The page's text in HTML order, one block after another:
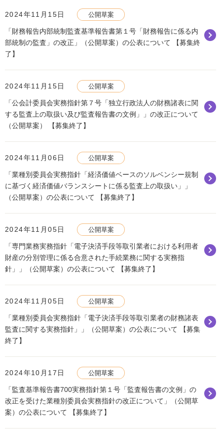
2024年11月15日 公開草案
「財務報告内部統制監査基準報告書第１号「財務報告に係る内
部統制の監査」の改正」（公開草案）の公表について 【募集終
了】
2024年11月15日 公開草案
「公会計委員会実務指針第７号「独立行政法人の財務諸表に関
する監査上の取扱い及び監査報告書の文例」」の改正について
（公開草案） 【募集終了】
2024年11月06日 公開草案
「業種別委員会実務指針「経済価値ベースのソルベンシー規制
に基づく経済価値バランスシートに係る監査上の取扱い」」
（公開草案）の公表について 【募集終了】
2024年11月05日 公開草案
「専門業務実務指針「電子決済手段等取引業者における利用者
財産の分別管理に係る合意された手続業務に関する実務指
針」」（公開草案）の公表について 【募集終了】
2024年11月05日 公開草案
「業種別委員会実務指針「電子決済手段等取引業者の財務諸表
監査に関する実務指針」」（公開草案）の公表について 【募集
終了】
2024年10月17日 公開草案
「監査基準報告書700実務指針第１号「監査報告書の文例」の
改正を受けた業種別委員会実務指針の改正について」（公開草
案）の公表について 【募集終了】